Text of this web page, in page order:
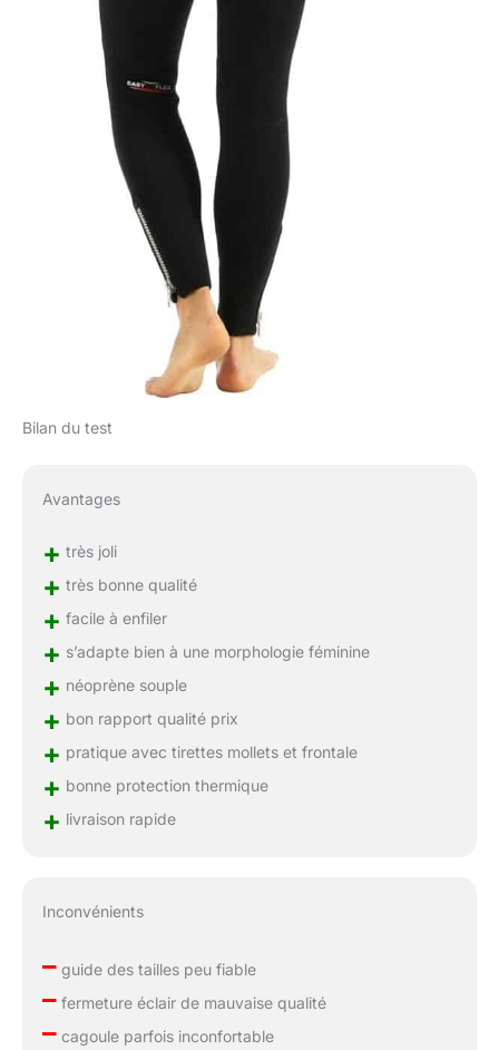
Bilan du test
Avantages
+ très joli
+ très bonne qualité
+ facile à enfiler
+ s’adapte bien à une morphologie féminine
+ néoprène souple
+ bon rapport qualité prix
+ pratique avec tirettes mollets et frontale
+ bonne protection thermique
+ livraison rapide
Inconvénients
–guide des tailles peu fiable
–fermeture éclair de mauvaise qualité
–cagoule parfois inconfortable